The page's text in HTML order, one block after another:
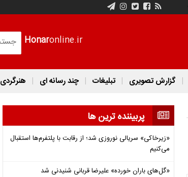
Honaronline.ir
گزارش تصویری تبلیغات چند رسانه ای هنرگردی
پربیننده ترین ها
«زیرخاکی» سریالی نوروزی شد؛ از رقابت با پلتفرم‌ها استقبال
می‌کنیم
«گل‌های باران خورده» علیرضا قربانی شنیدنی شد